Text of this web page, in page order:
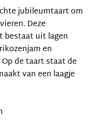
jubileumtaart om
Deze
bestaat uit lagen
en
de taart staat de
van een laagje